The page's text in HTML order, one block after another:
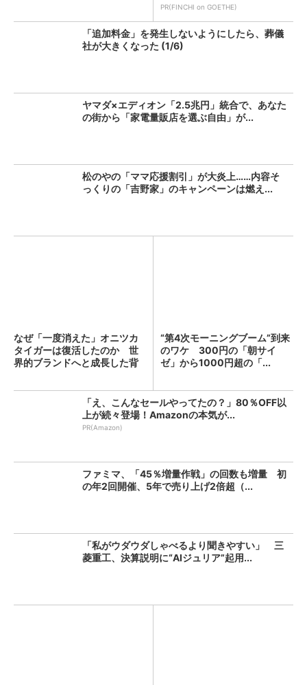
PR(FINCHI on GOETHE)
「追加料金」を発生しないようにしたら、葬儀
社が大きくなった (1/6)
ヤマダ×エディオン「2.5兆円」統合で、あなた
の街から「家電量販店を選ぶ自由」が...
松のやの「ママ応援割引」が大炎上……内容そ
っくりの「吉野家」のキャンペーンは燃え...
なぜ「一度消えた」オニツカ
タイガーは復活したのか 世
界的ブランドへと成長した背
“第4次モーニングブーム”到来
のワケ 300円の「朝サイ
ゼ」から1000円超の「...
「え、こんなセールやってたの？」80％OFF以
上が続々登場！Amazonの本気が...
PR(Amazon)
ファミマ、「45％増量作戦」の回数も増量 初
の年2回開催、5年で売り上げ2倍超（...
「私がウダウダしゃべるより聞きやすい」 三
菱重工、決算説明に“AIジュリア”起用...